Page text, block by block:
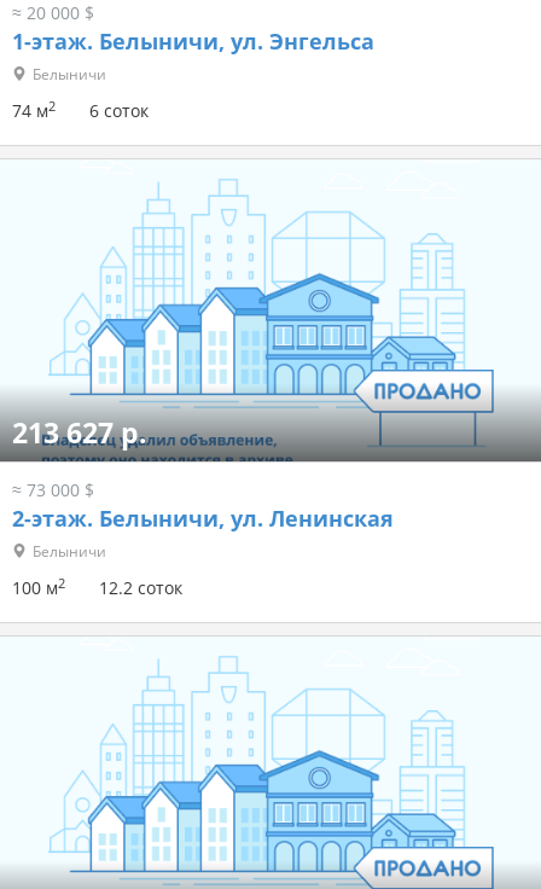
≈ 20 000 $
1-этаж. Белыничи, ул. Энгельса
Белыничи
74 м2 6 соток
213 627 р.
≈ 73 000 $
2-этаж. Белыничи, ул. Ленинская
Белыничи
100 м2 12.2 соток